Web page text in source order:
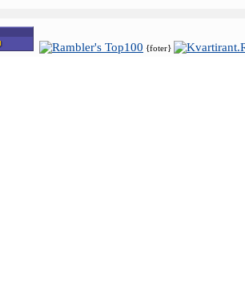
{foter}